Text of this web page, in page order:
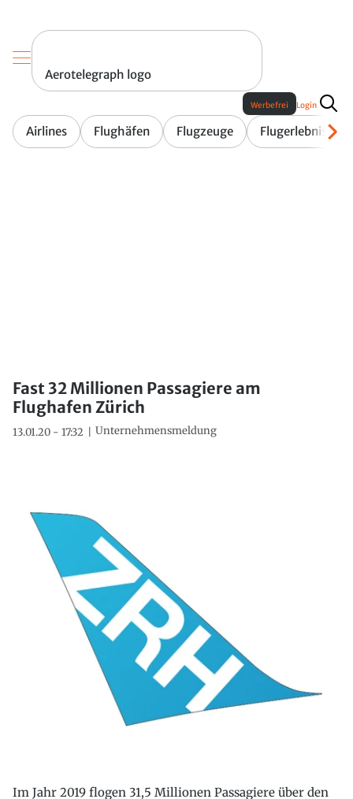
Aerotelegraph logo
Airlines Flughäfen Flugzeuge Flugerlebnis
Werbefrei Login
Fast 32 Millionen Passagiere am
Flughafen Zürich
13.01.20 - 17:32 Unternehmensmeldung
Im Jahr 2019 flogen 31,5 Millionen Passagiere über den